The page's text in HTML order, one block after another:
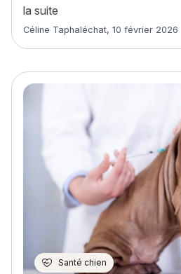
la suite
Article rédigé par
Céline Taphaléchat, 10 février 2026
Santé chien